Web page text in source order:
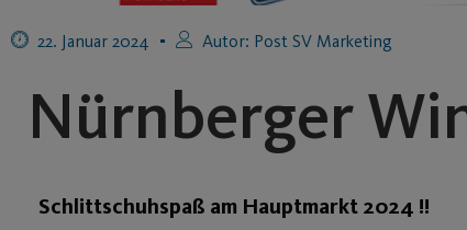
22. Januar 2024 Autor: Post SV Marketing
Nürnberger
Schlittschuhspaß am Hauptmarkt 2024 !!